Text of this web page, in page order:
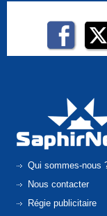
Qui sommes-nous
Nous contacter
Régie publicitaire